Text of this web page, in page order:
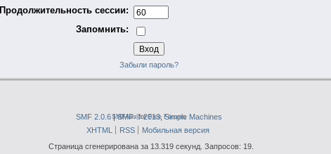
Продолжительность сессии:
Запомнить:
Забыли пароль?
SMF 2.0.6|SMF © 2013,Simple Machines
SMFAdsforFree Forums
XHTML RSS
Мобильная версия
Страница сгенерирована за 13.319 секунд. Запросов: 19.